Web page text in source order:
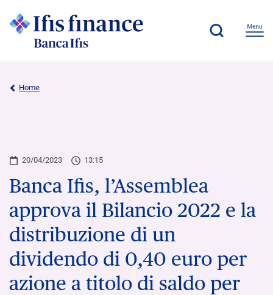
Home
20/04/2023 13:15
Banca Ifis, l’Assemblea
approva il Bilancio 2022 e la
distribuzione di un
dividendo di 0,40 euro per
azione a titolo di saldo per